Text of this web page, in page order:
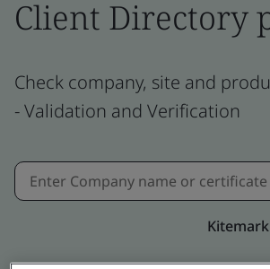
Client Directory
Check company, site and
- Validation and Verification